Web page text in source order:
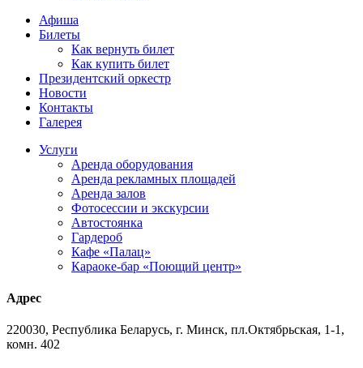
Афиша
Билеты
Как вернуть билет
Как купить билет
Президентский оркестр
Новости
Контакты
Галерея
Услуги
Аренда оборудования
Аренда рекламных площадей
Аренда залов
Фотосессии и экскурсии
Автостоянка
Гардероб
Кафе «Палац»
Караоке-бар «Поющий центр»
Адрес
220030, Республика Беларусь, г. Минск, пл.Октябрьская, 1-1,
комн. 402